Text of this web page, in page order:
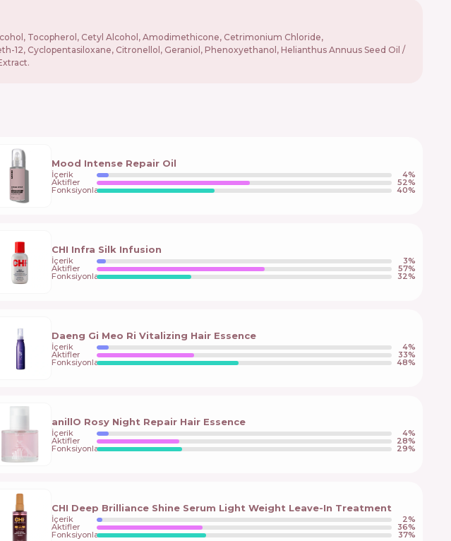
Tocopherol, Cetyl Alcohol, Amodimethicone, Cetrimonium Chloride,
Cyclopentasiloxane, Citronellol, Geraniol, Phenoxyethanol, Helianthus Annuus Seed Oil /
Mood Intense Repair Oil
İçerik 4%
Aktifler 52%
Fonksiyonlar 40%
CHI Infra Silk Infusion
İçerik 3%
Aktifler 57%
Fonksiyonlar 32%
Daeng Gi Meo Ri Vitalizing Hair Essence
İçerik 4%
Aktifler 33%
Fonksiyonlar 48%
anillO Rosy Night Repair Hair Essence
İçerik 4%
Aktifler 28%
Fonksiyonlar 29%
CHI Deep Brilliance Shine Serum Light Weight Leave-In Treatment
İçerik 2%
Aktifler 36%
Fonksiyonlar 37%